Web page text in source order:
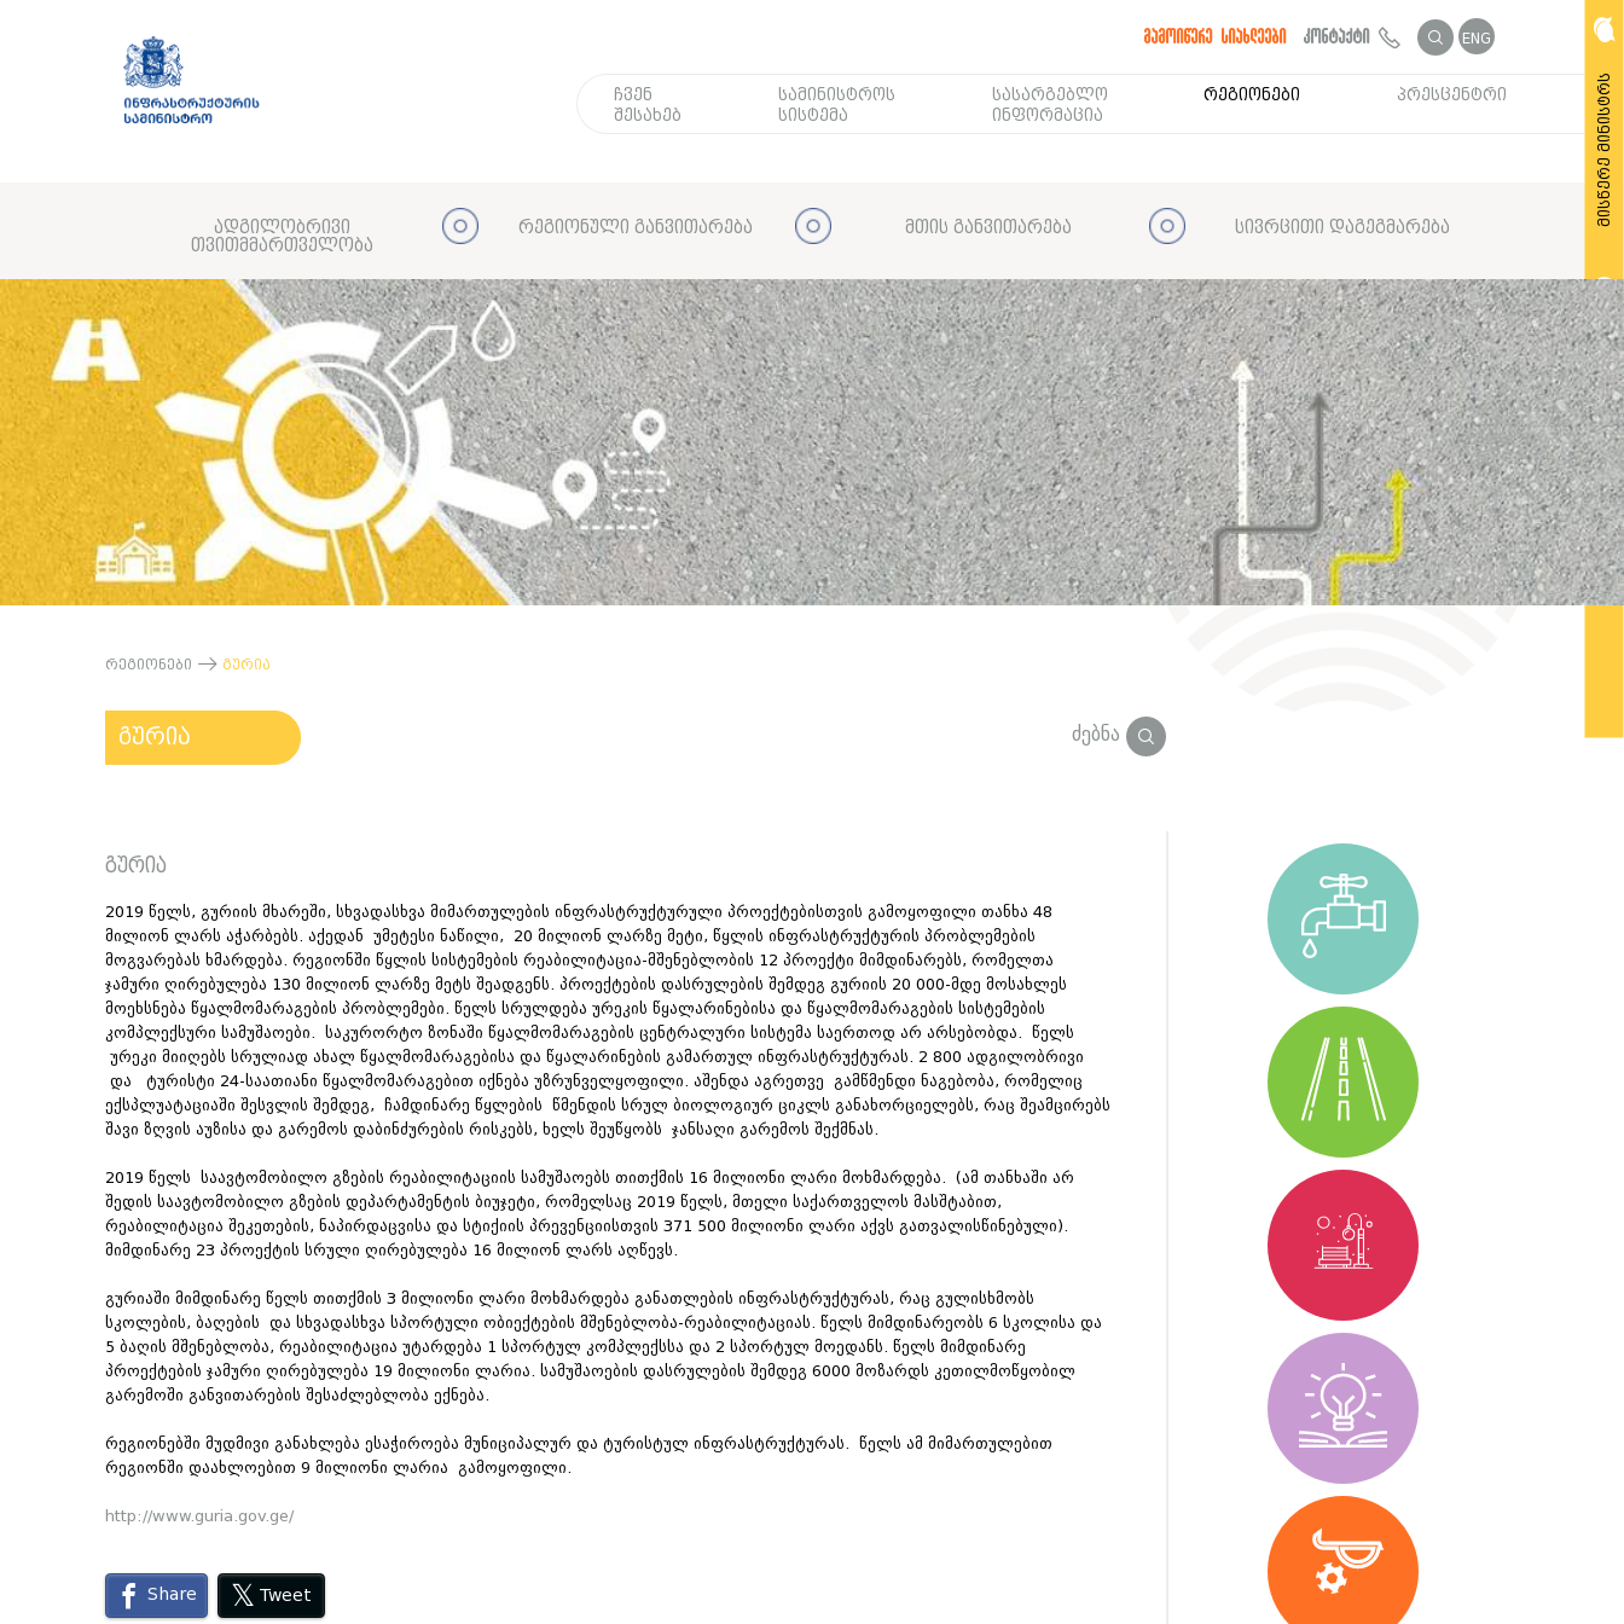
გამოიწერე სიახლეები კონტაქტი ENG
ჩვენ
შესახებ
სამინისტროს
სისტემა
სასარგებლო
ინფორმაცია
რეგიონები პრესცენტრი
ადგილობრივი
თვითმმართველობა
რეგიონული განვითარება მთის განვითარება სივრცითი დაგეგმარება
მისწერე მინისტრს
მოითხოვე საჯარო ინფორმაცია
რეგიონები გურია
გურია ძებნა
გურია
2019 წელს, გურიის მხარეში, სხვადასხვა მიმართულების ინფრასტრუქტურული პროექტებისთვის გამოყოფილი თანხა 48
მილიონ ლარს აჭარბებს. აქედან უმეტესი ნაწილი, 20 მილიონ ლარზე მეტი, წყლის ინფრასტრუქტურის პრობლემების
მოგვარებას ხმარდება. რეგიონში წყლის სისტემების რეაბილიტაცია-მშენებლობის 12 პროექტი მიმდინარებს, რომელთა
ჯამური ღირებულება 130 მილიონ ლარზე მეტს შეადგენს. პროექტების დასრულების შემდეგ გურიის 20 000-მდე მოსახლეს
მოეხსნება წყალმომარაგების პრობლემები. წელს სრულდება ურეკის წყალარინებისა და წყალმომარაგების სისტემების
კომპლექსური სამუშაოები. საკურორტო ზონაში წყალმომარაგების ცენტრალური სისტემა საერთოდ არ არსებობდა. წელს
ურეკი მიიღებს სრულიად ახალ წყალმომარაგებისა და წყალარინების გამართულ ინფრასტრუქტურას. 2 800 ადგილობრივი
და ტურისტი 24-საათიანი წყალმომარაგებით იქნება უზრუნველყოფილი. აშენდა აგრეთვე გამწმენდი ნაგებობა, რომელიც
ექსპლუატაციაში შესვლის შემდეგ, ჩამდინარე წყლების წმენდის სრულ ბიოლოგიურ ციკლს განახორციელებს, რაც შეამცირებს
შავი ზღვის აუზისა და გარემოს დაბინძურების რისკებს, ხელს შეუწყობს ჯანსაღი გარემოს შექმნას.
2019 წელს საავტომობილო გზების რეაბილიტაციის სამუშაოებს თითქმის 16 მილიონი ლარი მოხმარდება. (ამ თანხაში არ
შედის საავტომობილო გზების დეპარტამენტის ბიუჯეტი, რომელსაც 2019 წელს, მთელი საქართველოს მასშტაბით,
რეაბილიტაცია შეკეთების, ნაპირდაცვისა და სტიქიის პრევენციისთვის 371 500 მილიონი ლარი აქვს გათვალისწინებული).
მიმდინარე 23 პროექტის სრული ღირებულება 16 მილიონ ლარს აღწევს.
გურიაში მიმდინარე წელს თითქმის 3 მილიონი ლარი მოხმარდება განათლების ინფრასტრუქტურას, რაც გულისხმობს
სკოლების, ბაღების და სხვადასხვა სპორტული ობიექტების მშენებლობა-რეაბილიტაციას. წელს მიმდინარეობს 6 სკოლისა და
5 ბაღის მშენებლობა, რეაბილიტაცია უტარდება 1 სპორტულ კომპლექსსა და 2 სპორტულ მოედანს. წელს მიმდინარე
პროექტების ჯამური ღირებულება 19 მილიონი ლარია. სამუშაოების დასრულების შემდეგ 6000 მოზარდს კეთილმოწყობილ
გარემოში განვითარების შესაძლებლობა ექნება.
რეგიონებში მუდმივი განახლება ესაჭიროება მუნიციპალურ და ტურისტულ ინფრასტრუქტურას. წელს ამ მიმართულებით
რეგიონში დაახლოებით 9 მილიონი ლარია გამოყოფილი.
http://www.guria.gov.ge/
Share Tweet